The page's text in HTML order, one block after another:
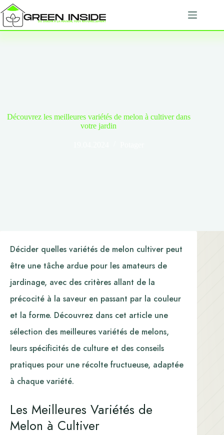
Passer
au
contenu
Découvrez les meilleures variétés de melon à cultiver dans
votre jardin
Décider quelles variétés de melon cultiver peut
être une tâche ardue pour les amateurs de
jardinage, avec des critères allant de la
précocité à la saveur en passant par la couleur
et la forme. Découvrez dans cet article une
sélection des meilleures variétés de melons,
leurs spécificités de culture et des conseils
pratiques pour une récolte fructueuse, adaptée
à chaque variété.
Les Meilleures Variétés de
Melon à Cultiver